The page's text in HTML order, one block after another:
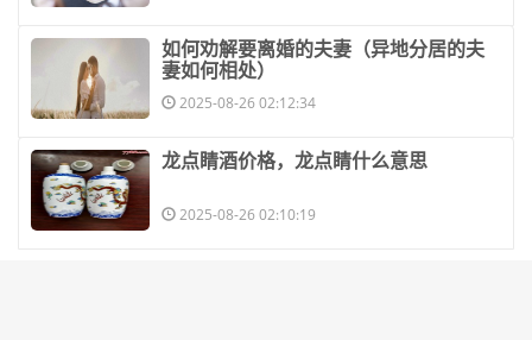
​如何劝解要离婚的夫妻（异地分居的夫
妻如何相处）
2025-08-26 02:12:34
​龙点睛酒价格，龙点睛什么意思
2025-08-26 02:10:19